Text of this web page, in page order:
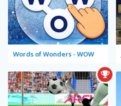
Words of Wonders - WOW